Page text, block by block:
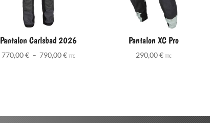
Pantalon Carlsbad 2026
770,00€ – 790,00€Plage
TTC
Pantalon XC Pro
290,00€ TTC